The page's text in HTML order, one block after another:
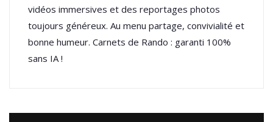
vidéos immersives et des reportages photos
toujours généreux. Au menu partage, convivialité et
bonne humeur. Carnets de Rando : garanti 100%
sans IA !